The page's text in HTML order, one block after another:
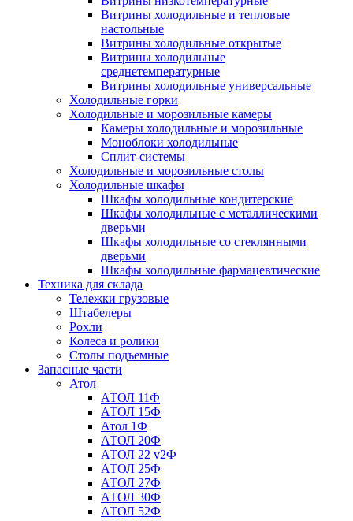
Витрины холодильные и тепловые
настольные
Витрины холодильные открытые
Витрины холодильные
среднетемпературные
Витрины холодильные универсальные
Холодильные горки
Холодильные и морозильные камеры
Камеры холодильные и морозильные
Моноблоки холодильные
Сплит-системы
Холодильные и морозильные столы
Холодильные шкафы
Шкафы холодильные кондитерские
Шкафы холодильные с металлическими
дверьми
Шкафы холодильные со стеклянными
дверьми
Шкафы холодильные фармацевтические
Техника для склада
Тележки грузовые
Штабелеры
Рохли
Колеса и ролики
Столы подъемные
Запасные части
Атол
АТОЛ 11Ф
АТОЛ 15Ф
Атол 1Ф
АТОЛ 20Ф
АТОЛ 22 v2Ф
АТОЛ 25Ф
АТОЛ 27Ф
АТОЛ 30Ф
АТОЛ 52Ф